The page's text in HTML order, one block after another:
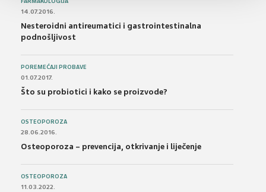
14.07.2016.
Nesteroidni antireumatici i gastrointestinalna
podnošljivost
POREMEĆAJI PROBAVE
01.07.2017.
Što su probiotici i kako se proizvode?
OSTEOPOROZA
28.06.2016.
Osteoporoza – prevencija, otkrivanje i liječenje
OSTEOPOROZA
11.03.2022.